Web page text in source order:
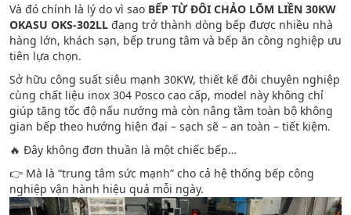
Và đó chính là lý do vì sao BẾP TỪ ĐÔI CHẢO LÕM LIỀN 30KW
OKASU OKS-302LLđang trở thành dòng bếp được nhiều nhà
hàng lớn, khách sạn, bếp trung tâm và bếp ăn công nghiệp ưu
tiên lựa chọn.
Sở hữu công suất siêu mạnh 30KW, thiết kế đôi chuyên nghiệp
cùng chất liệu inox 304 Posco cao cấp, model này không chỉ
giúp tăng tốc độ nấu nướng mà còn nâng tầm toàn bộ không
gian bếp theo hướng hiện đại – sạch sẽ – an toàn – tiết kiệm.
🔥 Đây không đơn thuần là một chiếc bếp…
👉 Mà là “trung tâm sức mạnh” cho cả hệ thống bếp công
nghiệp vận hành hiệu quả mỗi ngày.